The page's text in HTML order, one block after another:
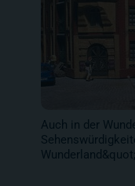
Auch in der